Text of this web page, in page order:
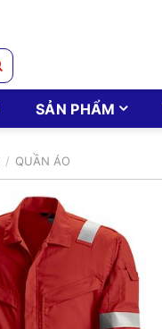
SẢN PHẨM
/ QUẦN ÁO